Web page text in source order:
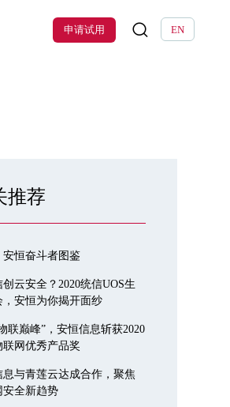
EN
申请试用
推荐
安恒奋斗者图鉴
创云安全？2020统信UOS生
，安恒为你揭开面纱
联巅峰”，安恒信息斩获2020
联网优秀产品奖
息与青莲云达成合作，聚焦
安全新趋势